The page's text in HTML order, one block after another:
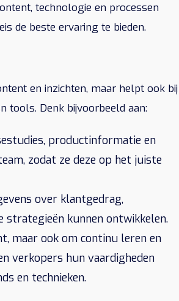
technologie en processen
de beste ervaring te bieden.
en inzichten, maar helpt ook bij
tools. Denk bijvoorbeeld aan:
productinformatie en
zodat ze deze op het juiste
over klantgedrag,
strategieën kunnen ontwikkelen.
maar ook om continu leren en
verkopers hun vaardigheden
en technieken.